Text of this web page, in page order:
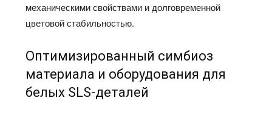
механическими свойствами и долговременной
цветовой стабильностью.
Оптимизированный симбиоз
материала и оборудования для
белых SLS-деталей